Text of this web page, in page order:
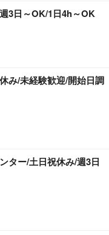
3日～OK/1日4h～OK
み/未経験歓迎/開始日調
ター/土日祝休み/週3日